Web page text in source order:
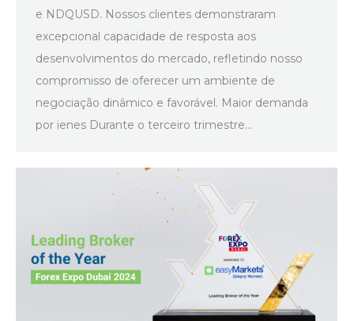
e NDQUSD. Nossos clientes demonstraram
excepcional capacidade de resposta aos
desenvolvimentos do mercado, refletindo nosso
compromisso de oferecer um ambiente de
negociação dinâmico e favorável. Maior demanda
por ienes Durante o terceiro trimestre…